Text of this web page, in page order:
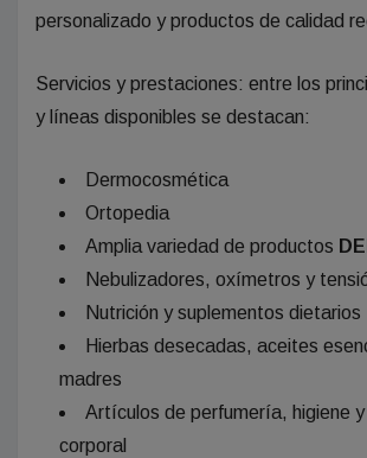
personalizado y productos de calidad
Servicios y prestaciones: entre los
y líneas disponibles se destacan:
Dermocosmética
Ortopedia
Amplia variedad de productos
Nebulizadores, oxímetros y
Nutrición y suplementos dietarios
Hierbas desecadas, aceites
madres
Artículos de perfumería, higiene
corporal